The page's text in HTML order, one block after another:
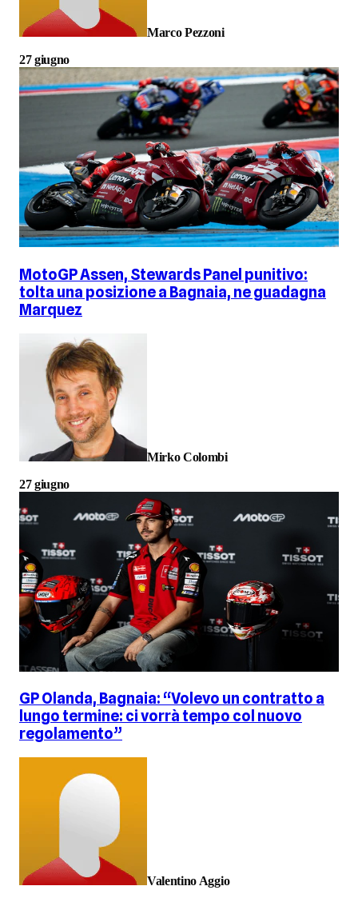
Marco Pezzoni
27 giugno
MotoGP Assen, Stewards Panel punitivo:
tolta una posizione a Bagnaia, ne guadagna
Marquez
Mirko Colombi
27 giugno
GP Olanda, Bagnaia: “Volevo un contratto a
lungo termine: ci vorrà tempo col nuovo
regolamento”
Valentino Aggio